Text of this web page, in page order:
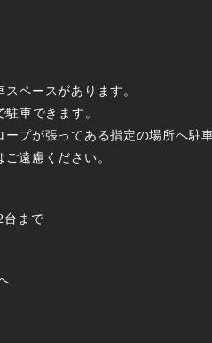
ペースがあります。
車できます。
プが張ってある指定の場所へ駐
遠慮ください。
台まで